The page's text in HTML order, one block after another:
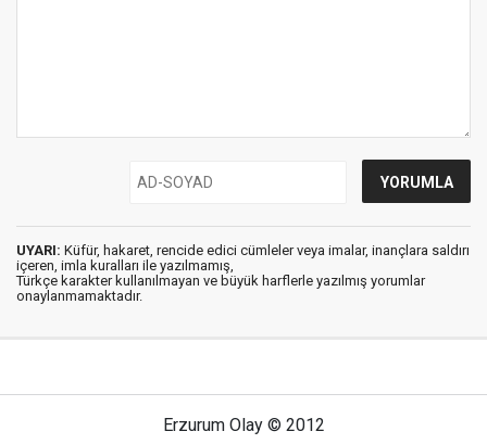
UYARI: Küfür, hakaret, rencide edici cümleler veya imalar, inançlara saldırı
içeren, imla kuralları ile yazılmamış,
Türkçe karakter kullanılmayan ve büyük harflerle yazılmış yorumlar
onaylanmamaktadır.
Erzurum Olay © 2012